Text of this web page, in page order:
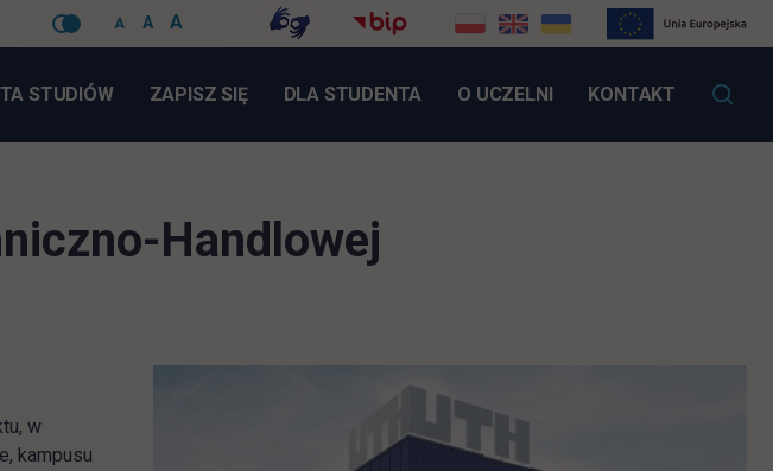
A A
A
STUDIÓW ZAPISZ SIĘLINK OTWIERA SIĘ W NOWEJ KARCIE
DLA STUDENTA O UCZELNI KONTAKT
Handlowej
w
kampusu